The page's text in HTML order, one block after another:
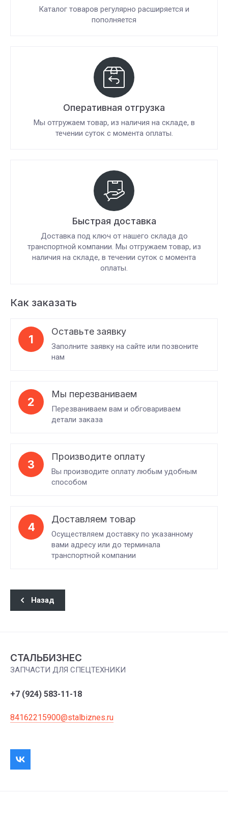
Каталог товаров регулярно расширяется и
пополняется
Оперативная отгрузка
Мы отгружаем товар, из наличия на складе, в
течении суток с момента оплаты.
Быстрая доставка
Доставка под ключ от нашего склада до
транспортной компании. Мы отгружаем товар, из
наличия на складе, в течении суток с момента
оплаты.
Как заказать
1
Оставьте заявку
Заполните заявку на сайте или позвоните
нам
2
Мы перезваниваем
Перезваниваем вам и обговариваем
детали заказа
3
Производите оплату
Вы производите оплату любым удобным
способом
4
Доставляем товар
Осуществляем доставку по указанному
вами адресу или до терминала
транспортной компании
Назад
СТАЛЬБИЗНЕС
ЗАПЧАСТИ ДЛЯ СПЕЦТЕХНИКИ
+7 (924) 583-11-18
84162215900@stalbiznes.ru